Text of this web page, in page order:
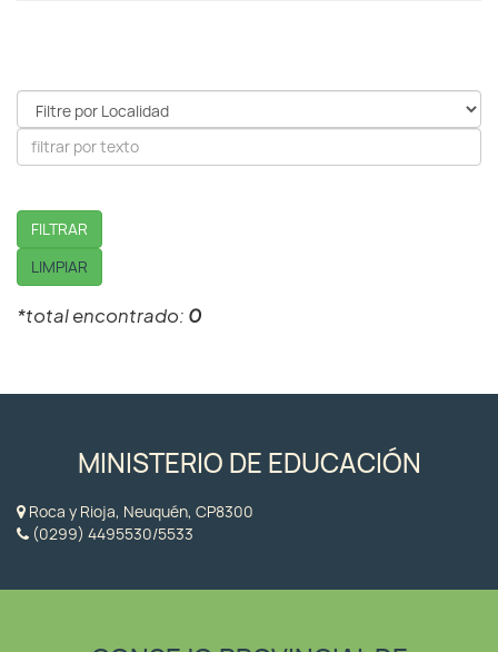
FILTRAR
LIMPIAR
*total encontrado: 0
MINISTERIO DE EDUCACIÓN
Roca y Rioja, Neuquén, CP8300
(0299) 4495530/5533